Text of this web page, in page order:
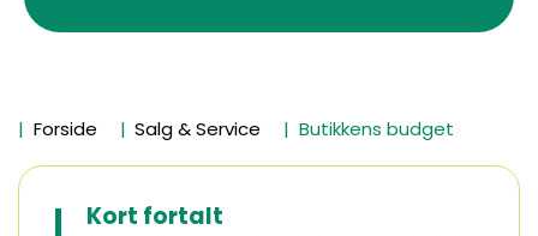
Forside Salg & Service Butikkens budget
Kort fortalt